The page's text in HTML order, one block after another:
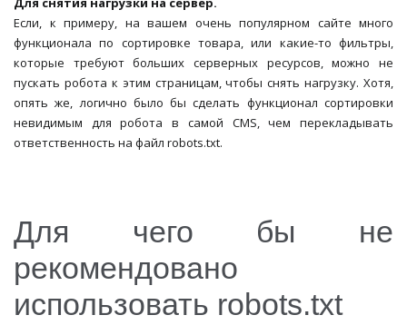
Если, к примеру, на вашем очень популярном сайте много
функционала по сортировке товара, или какие-то фильтры,
которые требуют больших серверных ресурсов, можно не
пускать робота к этим страницам, чтобы снять нагрузку. Хотя,
опять же, логично было бы сделать функционал сортировки
невидимым для робота в самой CMS, чем перекладывать
ответственность на файл robots.txt.
Для чего бы не
рекомендовано
использовать robots.txt